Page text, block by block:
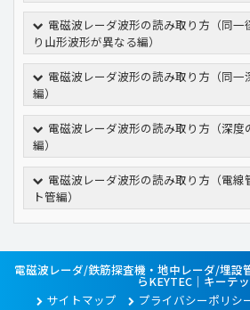
電磁波レーダ波形の読み取り方（同一
り山形波形が異なる編）
電磁波レーダ波形の読み取り方（同一
編）
電磁波レーダ波形の読み取り方（深度
編）
電磁波レーダ波形の読み取り方（電線
ト管編）
電磁波レーダ/鉄筋探査機・地中レーダ/埋設
らKEYTEC｜キーテ
サイトマップ
プライバシーポリシ